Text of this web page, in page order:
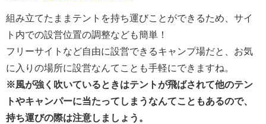
組み立てたままテントを持ち運びことができるため、サイ
ト内での設営位置の調整なども簡単！
フリーサイトなど自由に設営できるキャンプ場だと、お気
に入りの場所に設営なんてことも手軽にできますね。
※風が強く吹いているときはテントが飛ばされて他のテン
トやキャンパーに当たってしまうなんてこともあるので、
持ち運びの際は注意しましょう。